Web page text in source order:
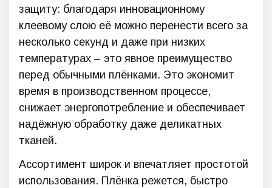
защиту: благодаря инновационному
клеевому слою её можно перенести всего за
несколько секунд и даже при низких
температурах – это явное преимущество
перед обычными плёнками. Это экономит
время в производственном процессе,
снижает энергопотребление и обеспечивает
надёжную обработку даже деликатных
тканей.
Ассортимент широк и впечатляет простотой
использования. Плёнка режется, быстро